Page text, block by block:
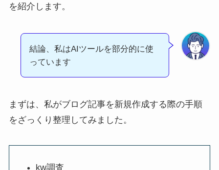
を紹介します。
結論、私はAIツールを部分的に使
っています
まずは、私がブログ記事を新規作成する際の手順
をざっくり整理してみました。
kw調査